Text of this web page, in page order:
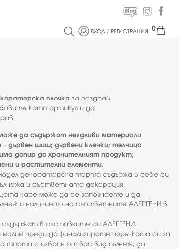
ВХОД /РЕГИСТРАЦИЯ 0
плочка за поздрав.
като артикул и да
да съдържат неядливи материали
дървен шиш; дървени клечки; телчица
допир до хранителният продукт;
и растителни елементи.
декораторска торта съдържа в себе си
и съответната декорация.
каре може да се запознаете и да
и наличието на съответните АЛЕРГЕНИ в
в съставките си АЛЕРГЕНИ.
молим преди да финализирате поръчката си за
торта с избран от вас вид пълнеж, да